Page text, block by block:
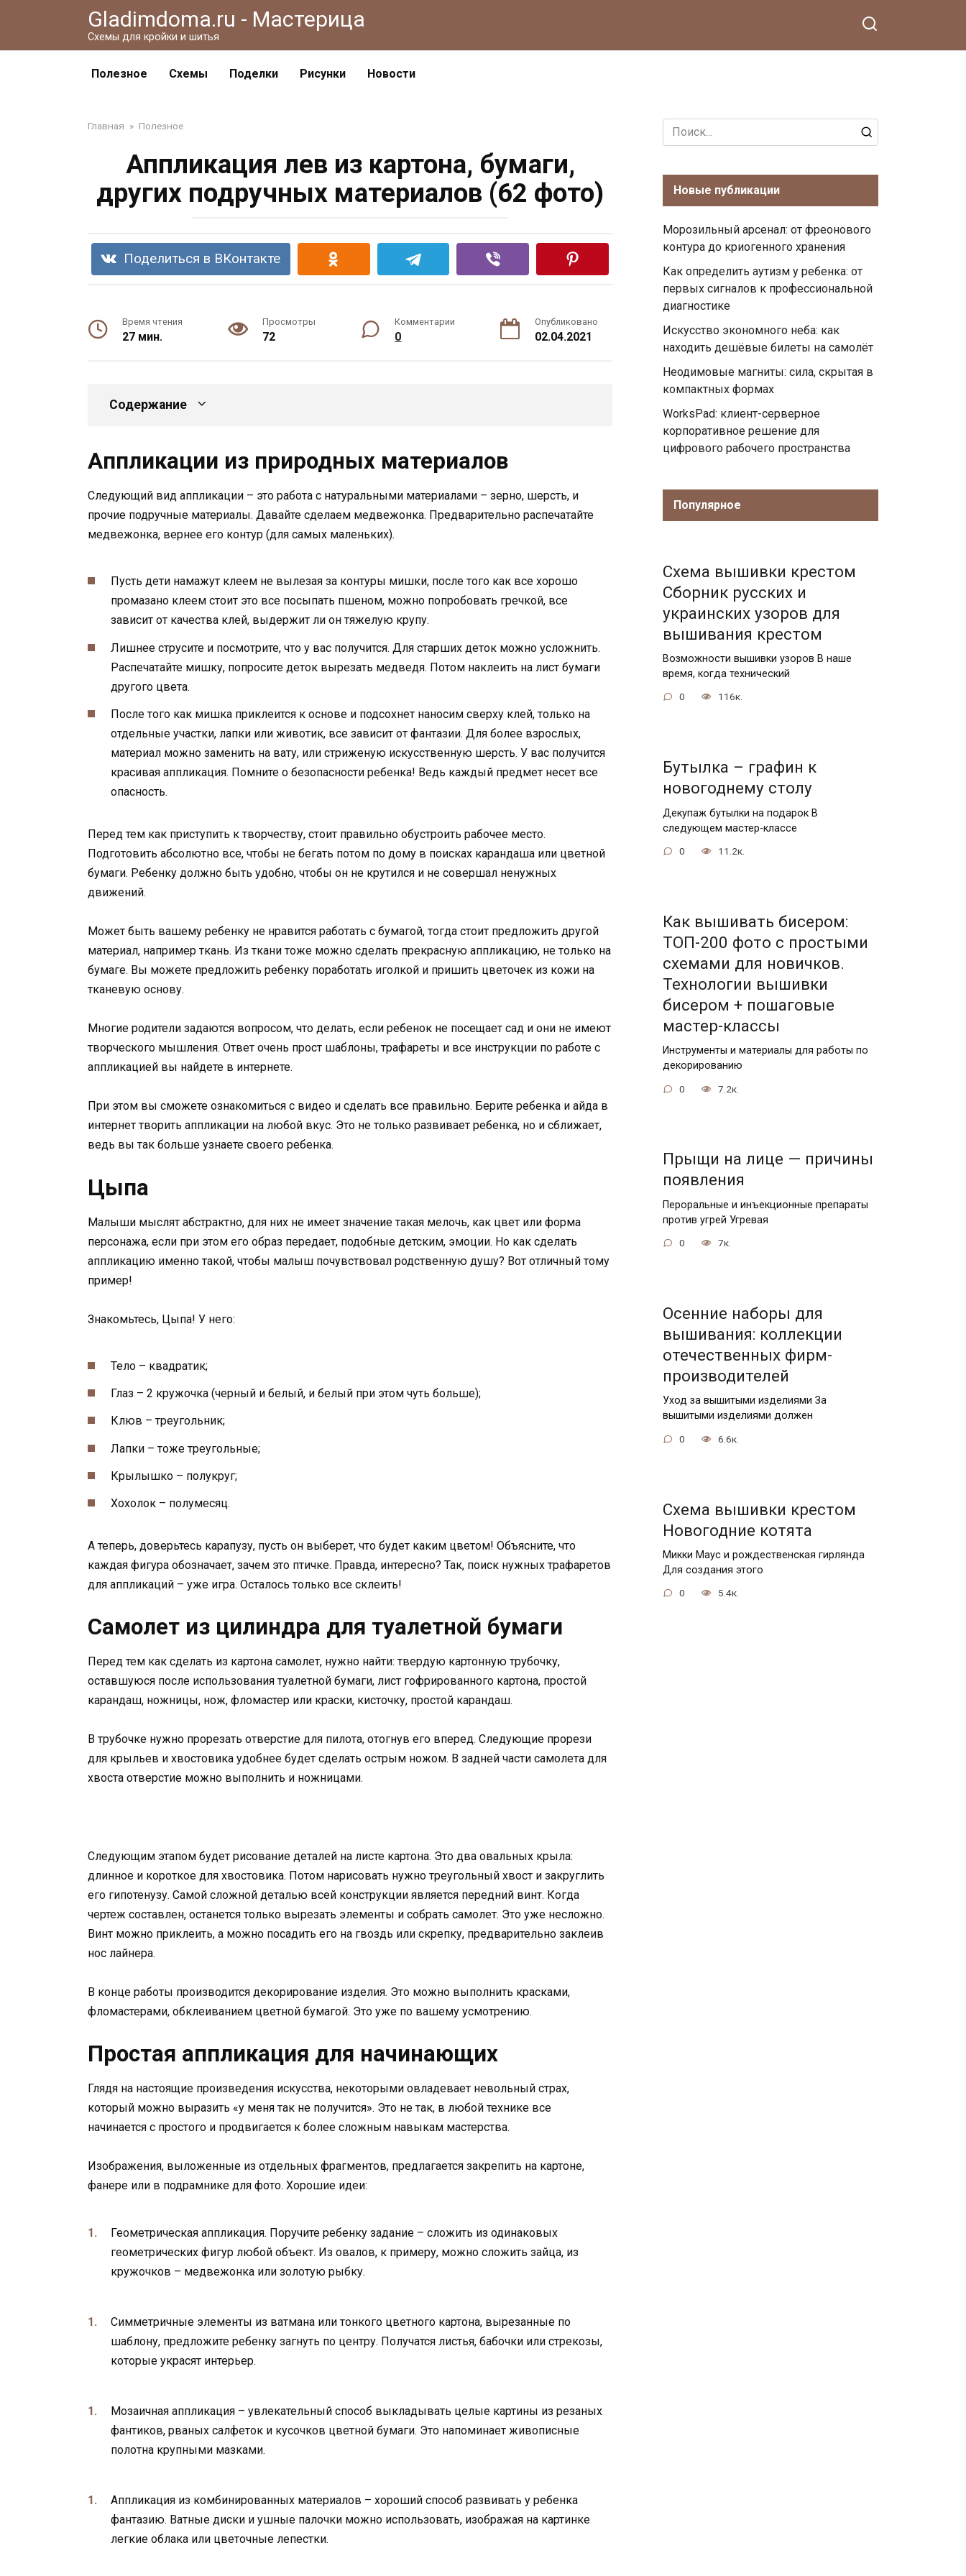
Gladimdoma.ru - Мастерица
Схемы для кройки и шитья
Полезное Схемы Поделки Рисунки Новости
Главная » Полезное
Аппликация лев из картона, бумаги,
других подручных материалов (62 фото)
Поделиться в ВКонтакте
Время чтения
27 мин.
Просмотры
72
Комментарии
0
Опубликовано
02.04.2021
Содержание
Аппликации из природных материалов
Следующий вид аппликации – это работа с натуральными материалами – зерно, шерсть, и
прочие подручные материалы. Давайте сделаем медвежонка. Предварительно распечатайте
медвежонка, вернее его контур (для самых маленьких).
Пусть дети намажут клеем не вылезая за контуры мишки, после того как все хорошо
промазано клеем стоит это все посыпать пшеном, можно попробовать гречкой, все
зависит от качества клей, выдержит ли он тяжелую крупу.
Лишнее струсите и посмотрите, что у вас получится. Для старших деток можно усложнить.
Распечатайте мишку, попросите деток вырезать медведя. Потом наклеить на лист бумаги
другого цвета.
После того как мишка приклеится к основе и подсохнет наносим сверху клей, только на
отдельные участки, лапки или животик, все зависит от фантазии. Для более взрослых,
материал можно заменить на вату, или стриженую искусственную шерсть. У вас получится
красивая аппликация. Помните о безопасности ребенка! Ведь каждый предмет несет все
опасность.
Перед тем как приступить к творчеству, стоит правильно обустроить рабочее место.
Подготовить абсолютно все, чтобы не бегать потом по дому в поисках карандаша или цветной
бумаги. Ребенку должно быть удобно, чтобы он не крутился и не совершал ненужных
движений.
Может быть вашему ребенку не нравится работать с бумагой, тогда стоит предложить другой
материал, например ткань. Из ткани тоже можно сделать прекрасную аппликацию, не только на
бумаге. Вы можете предложить ребенку поработать иголкой и пришить цветочек из кожи на
тканевую основу.
Многие родители задаются вопросом, что делать, если ребенок не посещает сад и они не имеют
творческого мышления. Ответ очень прост шаблоны, трафареты и все инструкции по работе с
аппликацией вы найдете в интернете.
При этом вы сможете ознакомиться с видео и сделать все правильно. Берите ребенка и айда в
интернет творить аппликации на любой вкус. Это не только развивает ребенка, но и сближает,
ведь вы так больше узнаете своего ребенка.
Цыпа
Малыши мыслят абстрактно, для них не имеет значение такая мелочь, как цвет или форма
персонажа, если при этом его образ передает, подобные детским, эмоции. Но как сделать
аппликацию именно такой, чтобы малыш почувствовал родственную душу? Вот отличный тому
пример!
Знакомьтесь, Цыпа! У него:
Тело – квадратик;
Глаз – 2 кружочка (черный и белый, и белый при этом чуть больше);
Клюв – треугольник;
Лапки – тоже треугольные;
Крылышко – полукруг;
Хохолок – полумесяц.
А теперь, доверьтесь карапузу, пусть он выберет, что будет каким цветом! Объясните, что
каждая фигура обозначает, зачем это птичке. Правда, интересно? Так, поиск нужных трафаретов
для аппликаций – уже игра. Осталось только все склеить!
Самолет из цилиндра для туалетной бумаги
Перед тем как сделать из картона самолет, нужно найти: твердую картонную трубочку,
оставшуюся после использования туалетной бумаги, лист гофрированного картона, простой
карандаш, ножницы, нож, фломастер или краски, кисточку, простой карандаш.
В трубочке нужно прорезать отверстие для пилота, отогнув его вперед. Следующие прорези
для крыльев и хвостовика удобнее будет сделать острым ножом. В задней части самолета для
хвоста отверстие можно выполнить и ножницами.
Следующим этапом будет рисование деталей на листе картона. Это два овальных крыла:
длинное и короткое для хвостовика. Потом нарисовать нужно треугольный хвост и закруглить
его гипотенузу. Самой сложной деталью всей конструкции является передний винт. Когда
чертеж составлен, останется только вырезать элементы и собрать самолет. Это уже несложно.
Винт можно приклеить, а можно посадить его на гвоздь или скрепку, предварительно заклеив
нос лайнера.
В конце работы производится декорирование изделия. Это можно выполнить красками,
фломастерами, обклеиванием цветной бумагой. Это уже по вашему усмотрению.
Простая аппликация для начинающих
Глядя на настоящие произведения искусства, некоторыми овладевает невольный страх,
который можно выразить «у меня так не получится». Это не так, в любой технике все
начинается с простого и продвигается к более сложным навыкам мастерства.
Изображения, выложенные из отдельных фрагментов, предлагается закрепить на картоне,
фанере или в подрамнике для фото. Хорошие идеи:
Геометрическая аппликация. Поручите ребенку задание – сложить из одинаковых
геометрических фигур любой объект. Из овалов, к примеру, можно сложить зайца, из
кружочков – медвежонка или золотую рыбку.
Симметричные элементы из ватмана или тонкого цветного картона, вырезанные по
шаблону, предложите ребенку загнуть по центру. Получатся листья, бабочки или стрекозы,
которые украсят интерьер.
Мозаичная аппликация – увлекательный способ выкладывать целые картины из резаных
фантиков, рваных салфеток и кусочков цветной бумаги. Это напоминает живописные
полотна крупными мазками.
Аппликация из комбинированных материалов – хороший способ развивать у ребенка
фантазию. Ватные диски и ушные палочки можно использовать, изображая на картинке
легкие облака или цветочные лепестки.
Search
for:
Новые публикации
Морозильный арсенал: от фреонового
контура до криогенного хранения
Как определить аутизм у ребенка: от
первых сигналов к профессиональной
диагностике
Искусство экономного неба: как
находить дешёвые билеты на самолёт
Неодимовые магниты: сила, скрытая в
компактных формах
WorksPad: клиент-серверное
корпоративное решение для
цифрового рабочего пространства
Популярное
Схема вышивки крестом
Сборник русских и
украинских узоров для
вышивания крестом
Возможности вышивки узоров В наше
время, когда технический
0 116к.
Бутылка – графин к
новогоднему столу
Декупаж бутылки на подарок В
следующем мастер-классе
0 11.2к.
Как вышивать бисером:
ТОП-200 фото с простыми
схемами для новичков.
Технологии вышивки
бисером + пошаговые
мастер-классы
Инструменты и материалы для работы по
декорированию
0 7.2к.
Прыщи на лице — причины
появления
Пероральные и инъекционные препараты
против угрей Угревая
0 7к.
Осенние наборы для
вышивания: коллекции
отечественных фирм-
производителей
Уход за вышитыми изделиями За
вышитыми изделиями должен
0 6.6к.
Схема вышивки крестом
Новогодние котята
Микки Маус и рождественская гирлянда
Для создания этого
0 5.4к.